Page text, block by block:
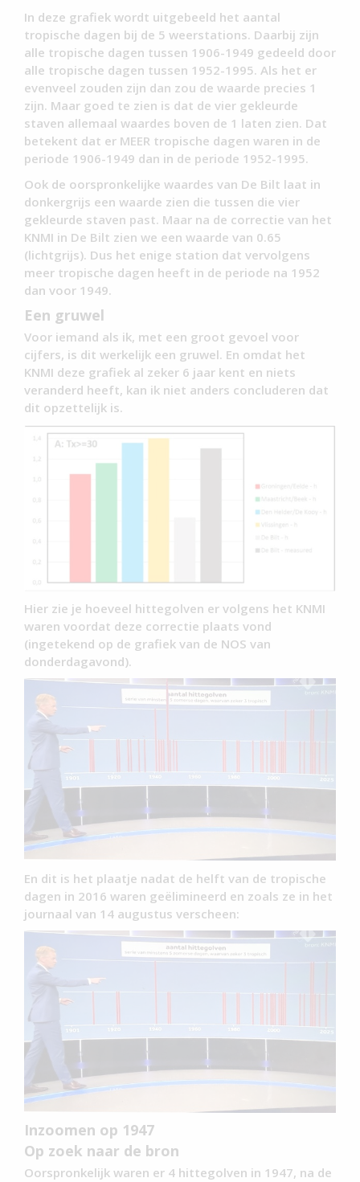
In deze grafiek wordt uitgebeeld het aantal
tropische dagen bij de 5 weerstations. Daarbij zijn
alle tropische dagen tussen 1906-1949 gedeeld door
alle tropische dagen tussen 1952-1995. Als het er
evenveel zouden zijn dan zou de waarde precies 1
zijn. Maar goed te zien is dat de vier gekleurde
staven allemaal waardes boven de 1 laten zien. Dat
betekent dat er MEER tropische dagen waren in de
periode 1906-1949 dan in de periode 1952-1995.
Ook de oorspronkelijke waardes van De Bilt laat in
donkergrijs een waarde zien die tussen die vier
gekleurde staven past. Maar na de correctie van het
KNMI in De Bilt zien we een waarde van 0.65
(lichtgrijs). Dus het enige station dat vervolgens
meer tropische dagen heeft in de periode na 1952
dan voor 1949.
Een gruwel
Voor iemand als ik, met een groot gevoel voor
cijfers, is dit werkelijk een gruwel. En omdat het
KNMI deze grafiek al zeker 6 jaar kent en niets
veranderd heeft, kan ik niet anders concluderen dat
dit opzettelijk is.
Hier zie je hoeveel hittegolven er volgens het KNMI
waren voordat deze correctie plaats vond
(ingetekend op de grafiek van de NOS van
donderdagavond).
En dit is het plaatje nadat de helft van de tropische
dagen in 2016 waren geëlimineerd en zoals ze in het
journaal van 14 augustus verscheen:
Inzoomen op 1947
Op zoek naar de bron
Oorspronkelijk waren er 4 hittegolven in 1947, na de